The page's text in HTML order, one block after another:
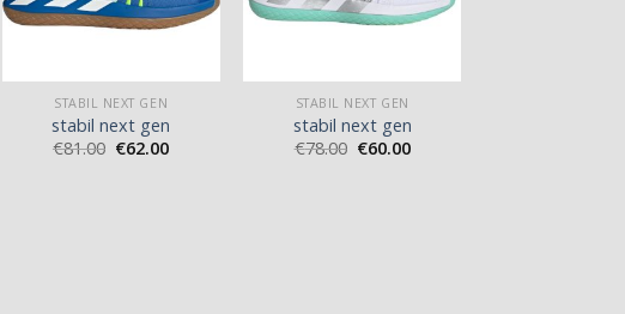
STABIL NEXT GEN
stabil next gen
€81.00 €62.00
STABIL NEXT GEN
stabil next gen
€78.00 €60.00